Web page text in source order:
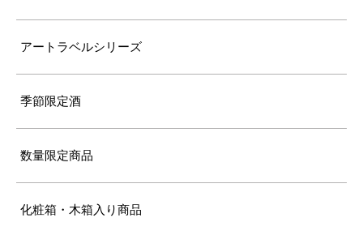
アートラベルシリーズ
季節限定酒
数量限定商品
化粧箱・木箱入り商品